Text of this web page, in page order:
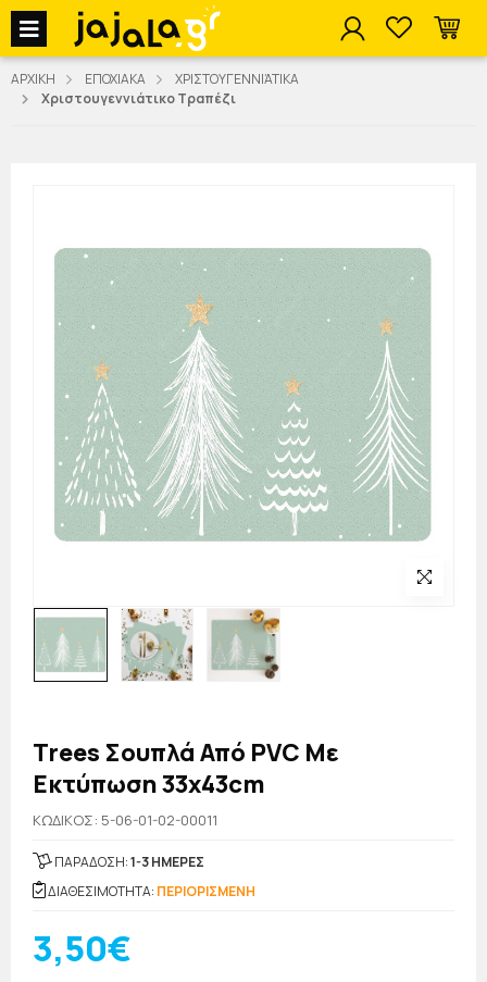
jajala Menu
ΑΡΧΙΚΗ ΕΠΟΧΙΑΚΑ
ΧΡΙΣΤΟΥΓΕΝΝΙΆΤΙΚΑ
Χριστουγεννιάτικο Τραπέζι
Trees Σουπλά Από PVC Με
Εκτύπωση 33x43cm
KΩΔΙΚΟΣ: 5-06-01-02-00011
ΠΑΡΑΔΟΣΗ:1-3 ΗΜΕΡΕΣ
ΔΙΑΘΕΣΙΜΟΤΗΤΑ: ΠΕΡΙΟΡΙΣΜΕΝΗ
3,50€